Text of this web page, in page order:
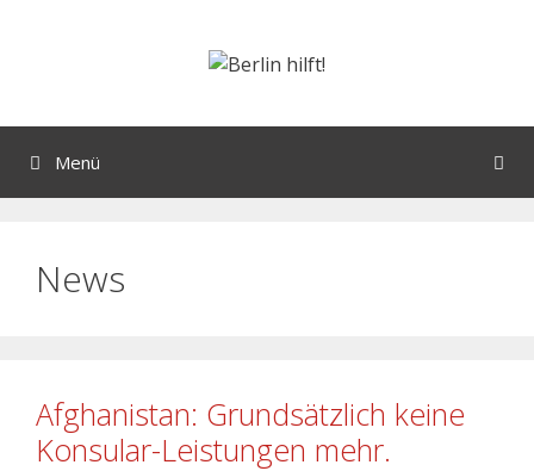
Menü
News
Afghanistan: Grundsätzlich keine
Konsular-Leistungen mehr.